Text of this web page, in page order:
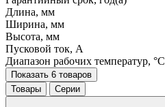
Длина, мм
Ширина, мм
Высота, мм
Пусковой ток, A
Диапазон рабочих температур, °C
Показать 6 товаров
Товары
Серии